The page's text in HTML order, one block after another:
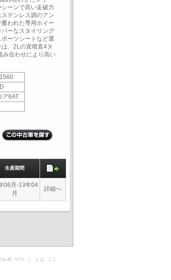
ーンで高い走破力
テンレス調のアン
われた専用ホイー
ーなスタイリング
ーツシートなど選
、2Lの直噴直4タ
み合わせにより高い
ア6AT
生産期間
06月-13年04
月
詳細へ
ルボ V70 ｜ ミニ ミニ